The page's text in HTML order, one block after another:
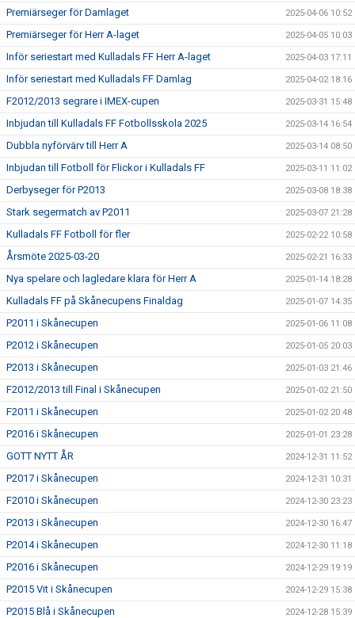
Premiärseger för Damlaget 2025-04-06 10:52
Premiärseger för Herr A-laget 2025-04-05 10:03
Inför seriestart med Kulladals FF Herr A-laget 2025-04-03 17:11
Inför seriestart med Kulladals FF Damlag 2025-04-02 18:16
F2012/2013 segrare i IMEX-cupen 2025-03-31 15:48
Inbjudan till Kulladals FF Fotbollsskola 2025 2025-03-14 16:54
Dubbla nyförvärv till Herr A 2025-03-14 08:50
Inbjudan till Fotboll för Flickor i Kulladals FF 2025-03-11 11:02
Derbyseger för P2013 2025-03-08 18:38
Stark segermatch av P2011 2025-03-07 21:28
Kulladals FF Fotboll för fler 2025-02-22 10:58
Årsmöte 2025-03-20 2025-02-21 16:33
Nya spelare och lagledare klara för Herr A 2025-01-14 18:28
Kulladals FF på Skånecupens Finaldag 2025-01-07 14:35
P2011 i Skånecupen 2025-01-06 11:08
P2012 i Skånecupen 2025-01-05 20:03
P2013 i Skånecupen 2025-01-03 21:46
F2012/2013 till Final i Skånecupen 2025-01-02 21:50
F2011 i Skånecupen 2025-01-02 20:48
P2016 i Skånecupen 2025-01-01 23:28
GOTT NYTT ÅR 2024-12-31 11:52
P2017 i Skånecupen 2024-12-31 10:31
F2010 i Skånecupen 2024-12-30 23:23
P2013 i Skånecupen 2024-12-30 16:47
P2014 i Skånecupen 2024-12-30 11:18
P2016 i Skånecupen 2024-12-29 19:19
P2015 Vit i Skånecupen 2024-12-29 15:38
P2015 Blå i Skånecupen 2024-12-28 15:39